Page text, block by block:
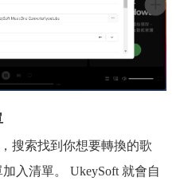
搜索找到你想要轉換的歌
入清單。 UkeySoft 就會自